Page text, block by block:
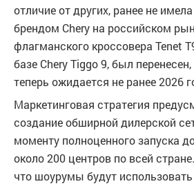
отличие от других, ранее не
брендом Chery на российском
флагманского кроссовера Tenet
базе Chery Tiggo 9, был
теперь ожидается не ранее 2026
Маркетинговая стратегия
создание обширной дилерской
моменту полноценного запуска
около 200 центров по всей
что шоурумы будут